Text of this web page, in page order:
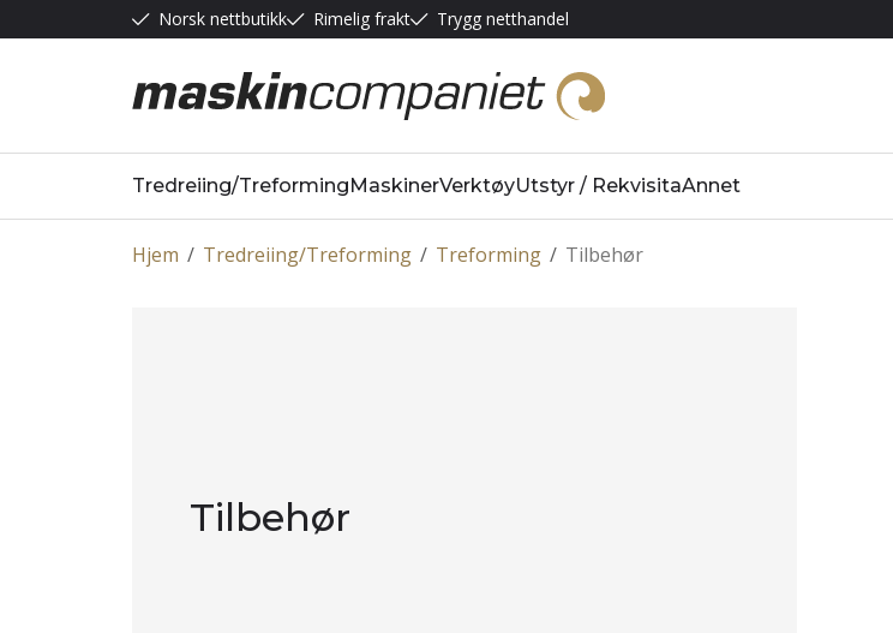
Norsk nettbutikk Rimelig frakt Trygg netthandel
Tredreiing/TreformingMaskinerVerktøyUtstyr / RekvisitaAnnet
/
Hjem /
Tredreiing/Treforming /
Treforming Tilbehør
Tilbehør